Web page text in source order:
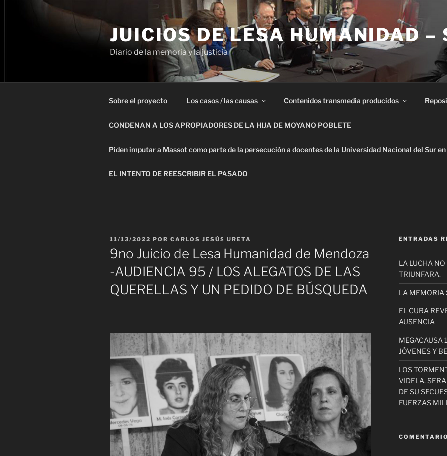
JUICIOS DE LESA HUMANIDAD –
Diario de la memoria y la justicia
Sobre el proyecto Los casos / las causas Contenidos transmedia producidos
CONDENAN A LOS APROPIADORES DE LA HIJA DE MOYANO POBLETE
Piden imputar a Massot como parte de la persecución a docentes de la Universidad Nacional del Sur
EL INTENTO DE REESCRIBIR EL PASADO
PUBLICADO
EL
11/13/2022 POR CARLOS JESÚS URETA
9no Juicio de Lesa Humanidad de Mendoza
-AUDIENCIA 95 / LOS ALEGATOS DE LAS
QUERELLAS Y UN PEDIDO DE BÚSQUEDA
ENTRADAS
LA LUCHA
TRIUNFARA.
LA MEMORIA
EL CURA
AUSENCIA
MEGACAUSA
JÓVENES Y
LOS
VIDELA,
DE SU
FUERZAS